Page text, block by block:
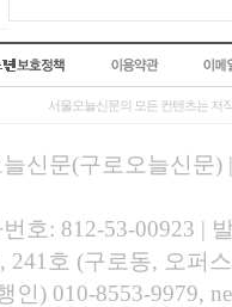
서울오늘신문의 모든 컨텐츠는 저
신문(구로오늘신문)
호: 812-53-00923 |
241호 (구로동, 오퍼
) 010-8553-9979,